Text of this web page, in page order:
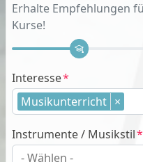
Erhalte Empfehlungen
Kurse!
Interesse
Musikunterricht ×
Instrumente / Musikstil